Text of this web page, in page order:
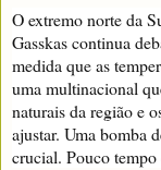
O extremo norte da
Gasskas continua
medida que as
uma multinacional
naturais da região e
ajustar. Uma bomba
crucial. Pouco tempo